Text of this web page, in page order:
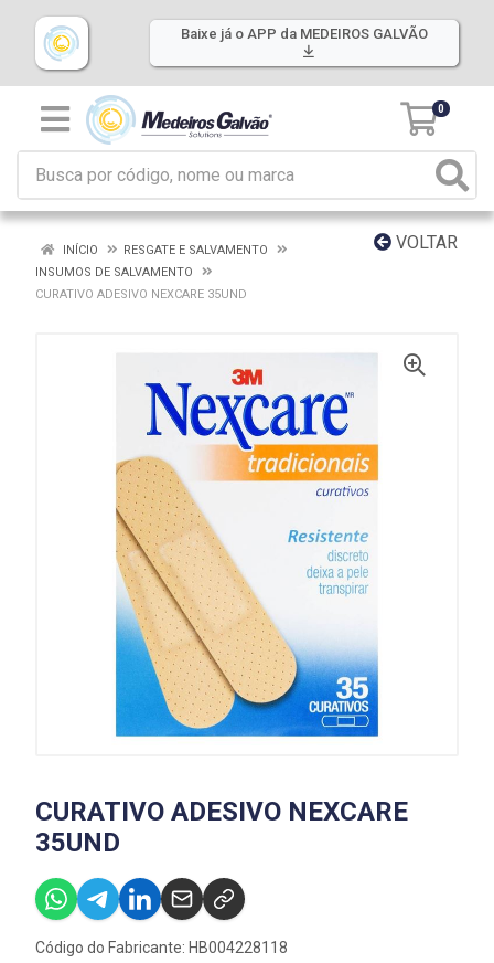
Baixe já o APP da MEDEIROS GALVÃO
0
VOLTAR
INÍCIO
RESGATE E SALVAMENTO
INSUMOS DE SALVAMENTO
CURATIVO ADESIVO NEXCARE 35UND
CURATIVO ADESIVO NEXCARE
35UND
Código do Fabricante: HB004228118